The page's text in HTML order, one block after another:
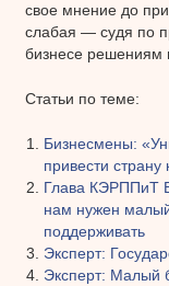
свое мнение до
слабая — судя по
бизнесе решениям
Статьи по теме:
Бизнесмены:
привести страну
Глава КЭРППиТ
нам нужен
поддерживать
Эксперт:
Эксперт: Малый